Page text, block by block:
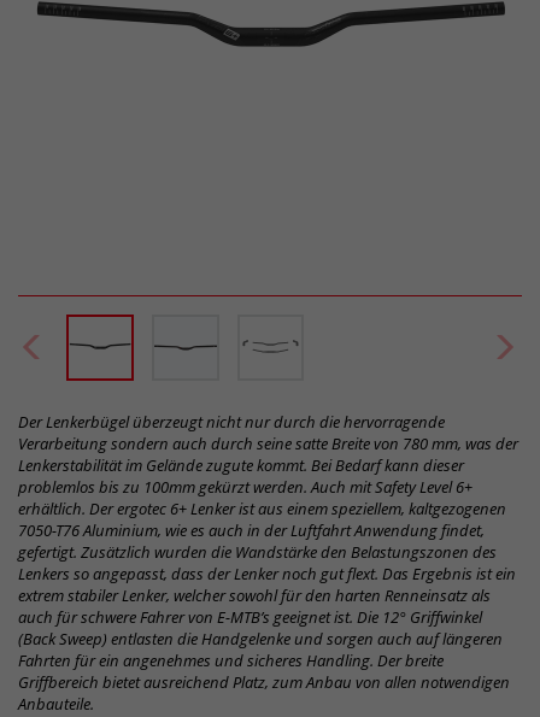
Der Lenkerbügel überzeugt nicht nur durch die hervorragende
Verarbeitung sondern auch durch seine satte Breite von 780 mm, was der
Lenkerstabilität im Gelände zugute kommt. Bei Bedarf kann dieser
problemlos bis zu 100mm gekürzt werden. Auch mit Safety Level 6+
erhältlich. Der ergotec 6+ Lenker ist aus einem speziellem, kaltgezogenen
7050-T76 Aluminium, wie es auch in der Luftfahrt Anwendung findet,
gefertigt. Zusätzlich wurden die Wandstärke den Belastungszonen des
Lenkers so angepasst, dass der Lenker noch gut flext. Das Ergebnis ist ein
extrem stabiler Lenker, welcher sowohl für den harten Renneinsatz als
auch für schwere Fahrer von E-MTB’s geeignet ist. Die 12° Griffwinkel
(Back Sweep) entlasten die Handgelenke und sorgen auch auf längeren
Fahrten für ein angenehmes und sicheres Handling. Der breite
Griffbereich bietet ausreichend Platz, zum Anbau von allen notwendigen
Anbauteile.